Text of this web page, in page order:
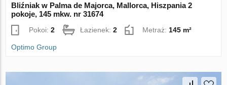
Bliźniak w Palma de Majorca, Mallorca, Hiszpania 2
pokoje, 145 mkw. nr 31674
Pokoi:2 Łazienek:2 Metraż: 145 m²
Optimo Group